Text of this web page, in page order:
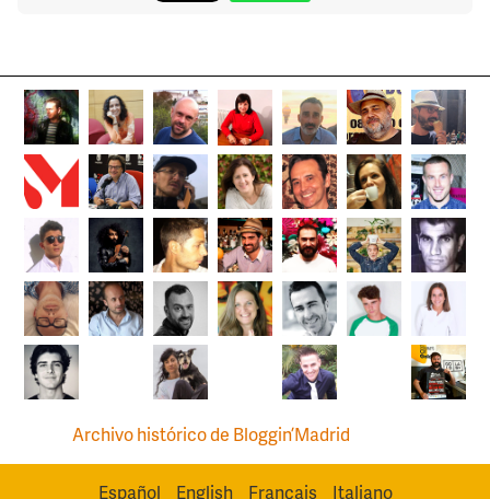
Archivo histórico de Bloggin’Madrid
Español English Français Italiano